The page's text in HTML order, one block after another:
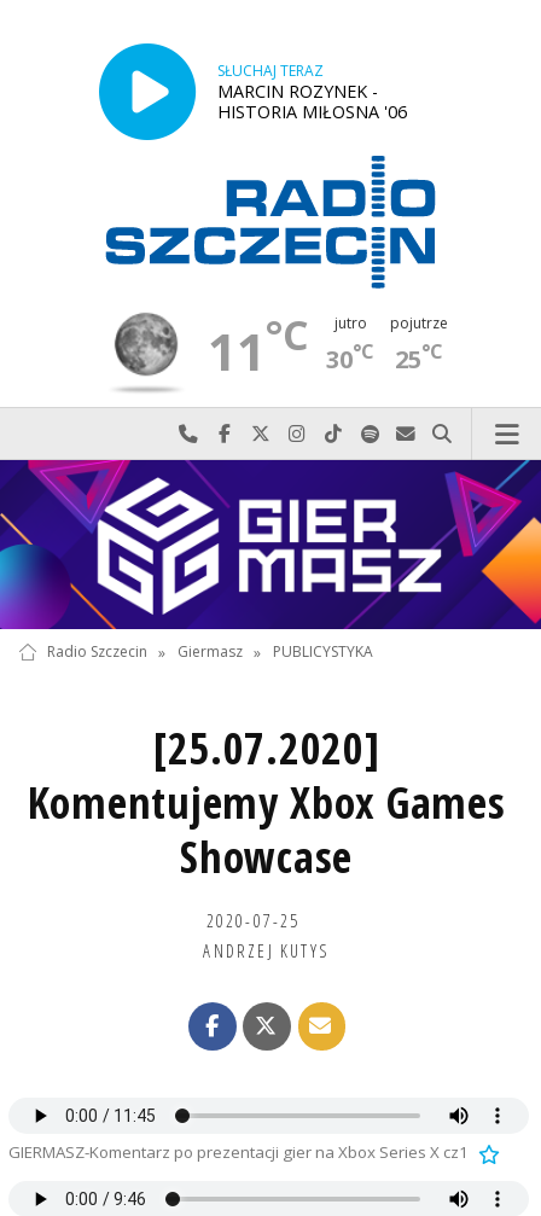
SŁUCHAJ TERAZ
MARCIN ROZYNEK -
HISTORIA MIŁOSNA '06
11°C jutro
30°C
pojutrze
25°C
Najlepiej po prostu do nas zadzwoń
Odwiedź nas na Facebook-u
Odwiedź nas na X
Odwiedź nas na Instagram-ie
Odwiedź nas na TikTok-u
Szukaj nas na Spotify
Wyślij do nas
Szukaj
Radio Szczecin » Giermasz » PUBLICYSTYKA
[25.07.2020]
Komentujemy Xbox Games
Showcase
2020-07-25
ANDRZEJ KUTYS
GIERMASZ-Komentarz po prezentacji gier na Xbox Series X cz1